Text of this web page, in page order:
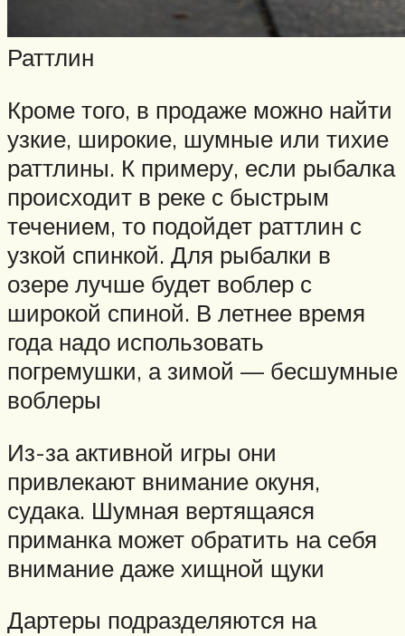
Раттлин
Кроме того, в продаже можно найти
узкие, широкие, шумные или тихие
раттлины. К примеру, если рыбалка
происходит в реке с быстрым
течением, то подойдет раттлин с
узкой спинкой. Для рыбалки в
озере лучше будет воблер с
широкой спиной. В летнее время
года надо использовать
погремушки, а зимой — бесшумные
воблеры
Из-за активной игры они
привлекают внимание окуня,
судака. Шумная вертящаяся
приманка может обратить на себя
внимание даже хищной щуки
Дартеры подразделяются на